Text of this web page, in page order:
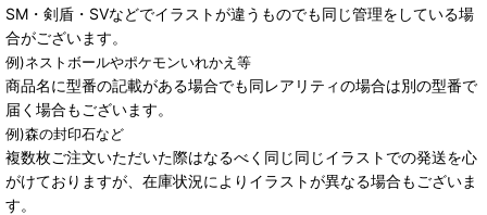
SM・剣盾・SVなどでイラストが違うものでも同じ管理をしている場
合がございます。
例)ネストボールやポケモンいれかえ等
商品名に型番の記載がある場合でも同レアリティの場合は別の型番で
届く場合もございます。
例)森の封印石など
複数枚ご注文いただいた際はなるべく同じ同じイラストでの発送を心
がけておりますが、在庫状況によりイラストが異なる場合もございま
す。